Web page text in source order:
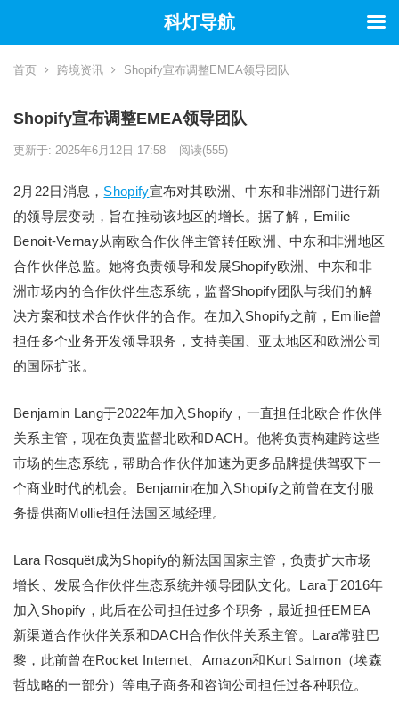
首页 跨境资讯 Shopify宣布调整EMEA领导团队
Shopify宣布调整EMEA领导团队
更新于: 2025年6月12日 17:58 阅读(555)
2月22日消息， Shopify宣布对其欧洲、中东和非洲部门进行新
的领导层变动，旨在推动该地区的增长。据了解，Emilie
Benoit-Vernay从南欧合作伙伴主管转任欧洲、中东和非洲地区
合作伙伴总监。她将负责领导和发展Shopify欧洲、中东和非
洲市场内的合作伙伴生态系统，监督Shopify团队与我们的解
决方案和技术合作伙伴的合作。在加入Shopify之前，Emilie曾
担任多个业务开发领导职务，支持美国、亚太地区和欧洲公司
的国际扩张。
Benjamin Lang于2022年加入Shopify，一直担任北欧合作伙伴
关系主管，现在负责监督北欧和DACH。他将负责构建跨这些
市场的生态系统，帮助合作伙伴加速为更多品牌提供驾驭下一
个商业时代的机会。Benjamin在加入Shopify之前曾在支付服
务提供商Mollie担任法国区域经理。
Lara Rosquët成为Shopify的新法国国家主管，负责扩大市场
增长、发展合作伙伴生态系统并领导团队文化。Lara于2016年
加入Shopify，此后在公司担任过多个职务，最近担任EMEA
新渠道合作伙伴关系和DACH合作伙伴关系主管。Lara常驻巴
黎，此前曾在Rocket Internet、Amazon和Kurt Salmon（埃森
哲战略的一部分）等电子商务和咨询公司担任过各种职位。
科灯导航